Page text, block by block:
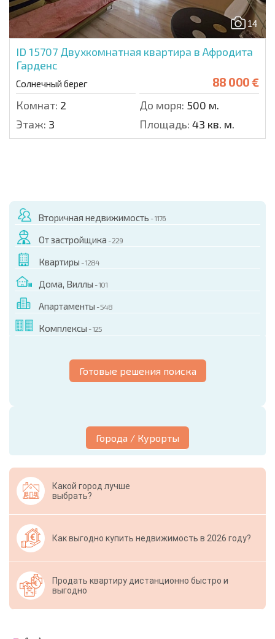
14
ID 15707 Двухкомнатная квартира в Афродита
Гарденс
Солнечный берег 88 000 €
Комнат: 2 До моря: 500 м.
Этаж: 3 Площадь: 43 кв. м.
Вторичная недвижимость - 1176
От застройщика - 229
Квартиры - 1284
Дома, Виллы - 101
Апартаменты - 548
Комплексы - 125
Готовые решения поиска
Города / Курорты
Какой город лучше
выбрать?
Как выгодно купить недвижимость в 2026 году?
Продать квартиру дистанционно быстро и
выгодно